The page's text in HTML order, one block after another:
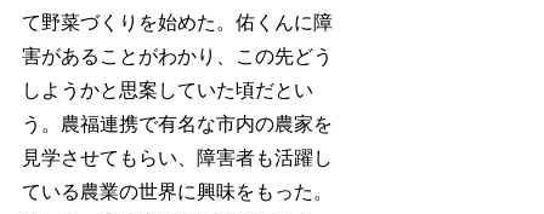
て野菜づくりを始めた。佑くんに障
害があることがわかり、この先どう
しようかと思案していた頃だとい
う。農福連携で有名な市内の農家を
見学させてもらい、障害者も活躍し
ている農業の世界に興味をもった。